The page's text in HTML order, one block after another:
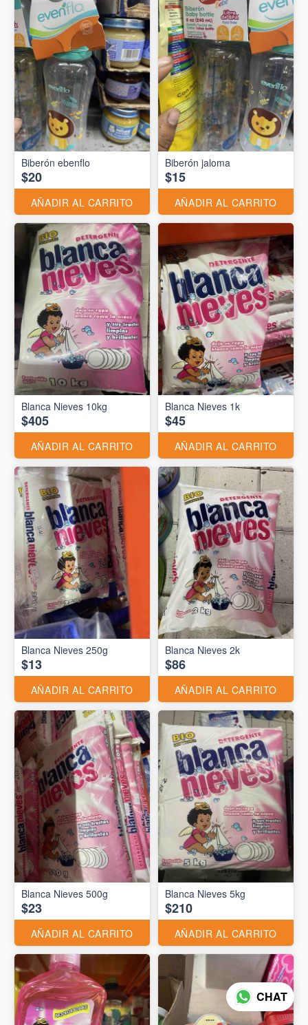
Biberón ebenflo
$20
AÑADIR AL CARRITO
Biberón jaloma
$15
AÑADIR AL CARRITO
Blanca Nieves 10kg
$405
AÑADIR AL CARRITO
Blanca Nieves 1k
$45
AÑADIR AL CARRITO
Blanca Nieves 250g
$13
AÑADIR AL CARRITO
Blanca Nieves 2k
$86
AÑADIR AL CARRITO
Blanca Nieves 500g
$23
AÑADIR AL CARRITO
Blanca Nieves 5kg
$210
AÑADIR AL CARRITO
CHAT